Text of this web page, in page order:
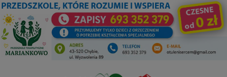
Przejdź
do
treści